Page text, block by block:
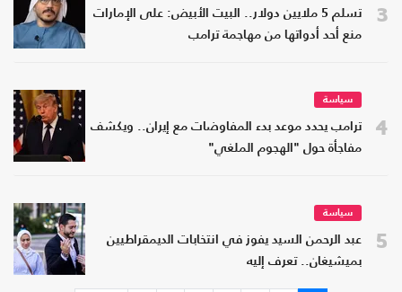
3
تسلم 5 ملايين دولار.. البيت الأبيض: على الإمارات
منع أحد أدواتها من مهاجمة ترامب
4
سياسة
ترامب يحدد موعد بدء المفاوضات مع إيران.. ويكشف
مفاجأة حول "الهجوم الملغي"
5
سياسة
عبد الرحمن السيد يفوز في انتخابات الديمقراطيين
بميشيغان.. تعرف إليه